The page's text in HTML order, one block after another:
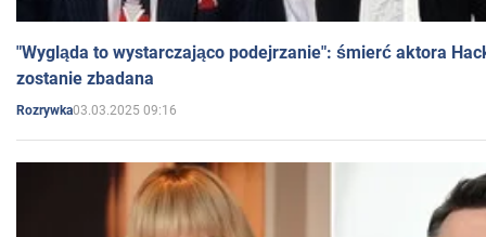
"Wygląda to wystarczająco podejrzanie": śmierć aktora
zostanie zbadana
Rozrywka03.03.2025 09:16